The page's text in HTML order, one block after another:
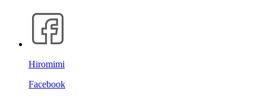
Hiromimi
Facebook